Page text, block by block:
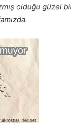
olduğu güzel